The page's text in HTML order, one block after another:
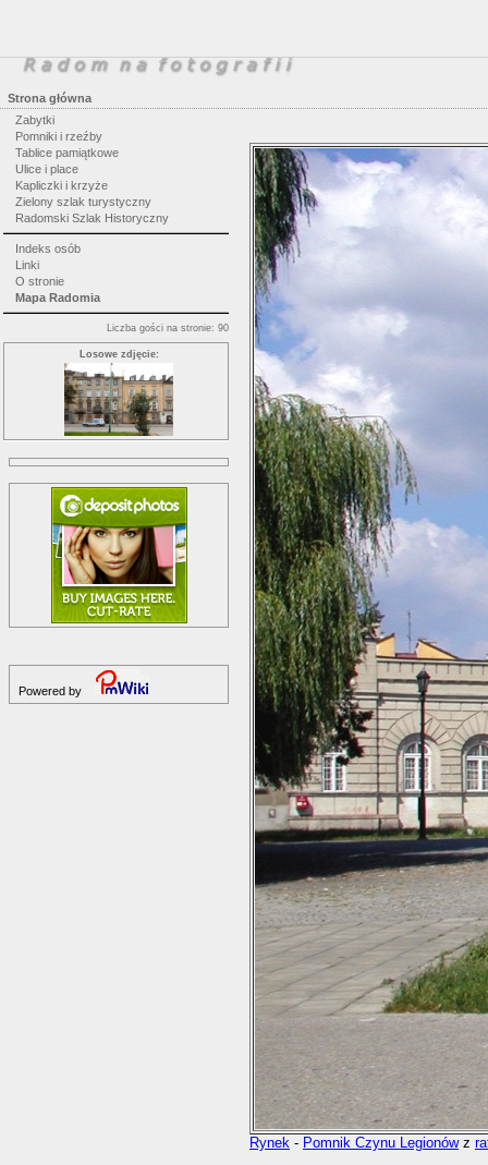
Strona główna
Zabytki
Pomniki i rzeźby
Tablice pamiątkowe
Ulice i place
Kapliczki i krzyże
Zielony szlak turystyczny
Radomski Szlak Historyczny
Indeks osób
Linki
O stronie
Mapa Radomia
Liczba gości na stronie: 90
Losowe zdjęcie:
Powered by
Rynek - Pomnik Czynu Legionówz